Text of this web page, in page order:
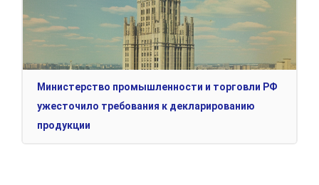
Министерство промышленности и торговли РФ
ужесточило требования к декларированию
продукции